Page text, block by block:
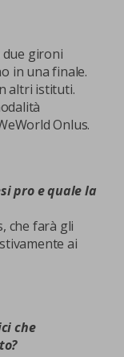
due gironi
in una finale.
altri istituti.
Onlus.
pro e quale la
che farà gli
ai
che